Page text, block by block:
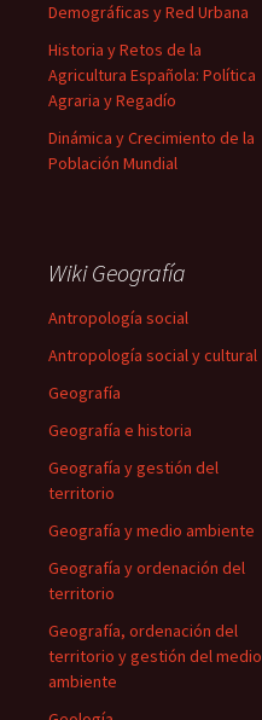
Demográficas y Red Urbana
Historia y Retos de la
Agricultura Española: Política
Agraria y Regadío
Dinámica y Crecimiento de la
Población Mundial
Wiki Geografía
Antropología social
Antropología social y cultural
Geografía
Geografía e historia
Geografía y gestión del
territorio
Geografía y medio ambiente
Geografía y ordenación del
territorio
Geografía, ordenación del
territorio y gestión del medio
ambiente